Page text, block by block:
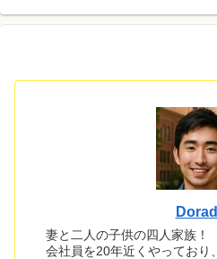
妻と二人の子供の四人家族！
会社員を20年近くやっており